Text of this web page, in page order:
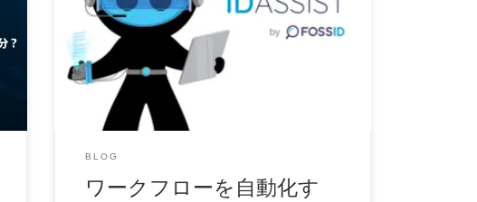
FossID は長年にわたってソフトウェア構成解析
(SCA)の最先端に立ち、先進的なスニペットレベ
ル […]
BLOG
ワークフローを自動化す